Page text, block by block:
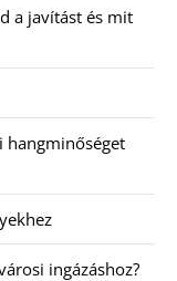
a javítást és mit
hangminőséget
ingázáshoz?